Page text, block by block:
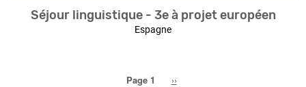
Séjour linguistique - 3e à projet européen
Espagne
Page 1
Page
››